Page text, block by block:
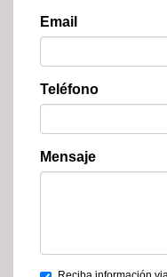
Email
Teléfono
Mensaje